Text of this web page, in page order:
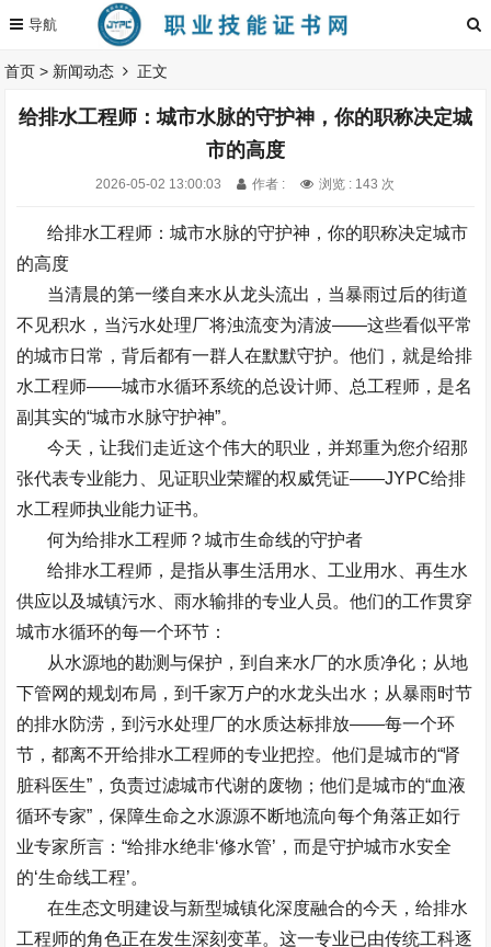
首页 > 新闻动态 正文
给排水工程师：城市水脉的守护神，你的职称决定城
市的高度
2026-05-02 13:00:03 作者 : 浏览 : 143 次
给排水工程师：城市水脉的守护神，你的职称决定城市
的高度
当清晨的第一缕自来水从龙头流出，当暴雨过后的街道
不见积水，当污水处理厂将浊流变为清波——这些看似平常
的城市日常，背后都有一群人在默默守护。他们，就是给排
水工程师——城市水循环系统的总设计师、总工程师，是名
副其实的“城市水脉守护神”。
今天，让我们走近这个伟大的职业，并郑重为您介绍那
张代表专业能力、见证职业荣耀的权威凭证——JYPC给排
水工程师执业能力证书。
何为给排水工程师？城市生命线的守护者
给排水工程师，是指从事生活用水、工业用水、再生水
供应以及城镇污水、雨水输排的专业人员。他们的工作贯穿
城市水循环的每一个环节：
从水源地的勘测与保护，到自来水厂的水质净化；从地
下管网的规划布局，到千家万户的水龙头出水；从暴雨时节
的排水防涝，到污水处理厂的水质达标排放——每一个环
节，都离不开给排水工程师的专业把控。他们是城市的“肾
脏科医生” ，负责过滤城市代谢的废物；他们是城市的“血液
循环专家” ，保障生命之水源源不断地流向每个角落正如行
业专家所言：“给排水绝非‘修水管’ ，而是守护城市水安全
的‘生命线工程’。
在生态文明建设与新型城镇化深度融合的今天，给排水
工程师的角色正在发生深刻变革。这一专业已由传统工科逐